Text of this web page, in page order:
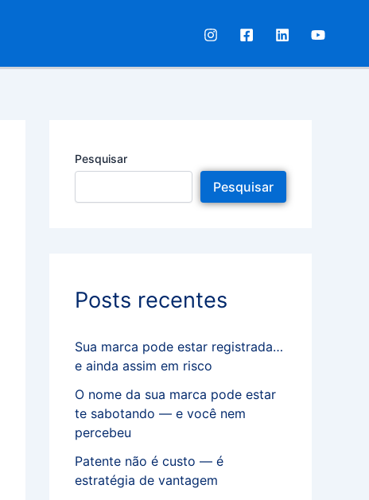
Pesquisar
Pesquisar
Posts recentes
Sua marca pode estar registrada…
e ainda assim em risco
O nome da sua marca pode estar
te sabotando — e você nem
percebeu
Patente não é custo — é
estratégia de vantagem